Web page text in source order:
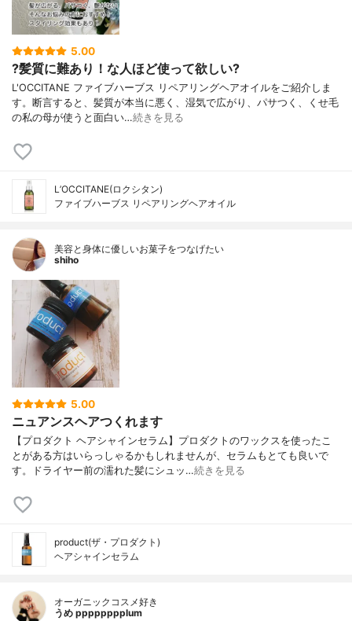
5.00
?髪質に難あり！な人ほど使って欲しい?
L'OCCITANE ファイブハーブス リペアリングヘアオイルをご紹介しま
す。断言すると、髪質が本当に悪く、湿気で広がり、パサつく、くせ毛
の私の母が使うと面白い…続きを見る
L’OCCITANE(ロクシタン)
ファイブハーブス リペアリングヘアオイル
美容と身体に優しいお菓子をつなげたい
shiho
5.00
ニュアンスヘアつくれます
【プロダクト ヘアシャインセラム】プロダクトのワックスを使ったこ
とがある方はいらっしゃるかもしれませんが、セラムもとても良いで
す。ドライヤー前の濡れた髪にシュッ…続きを見る
product(ザ・プロダクト)
ヘアシャインセラム
オーガニックコスメ好き
うめ pppppppplum